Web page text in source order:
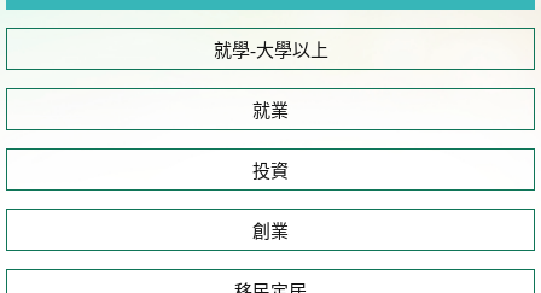
就學-大學以上
就業
投資
創業